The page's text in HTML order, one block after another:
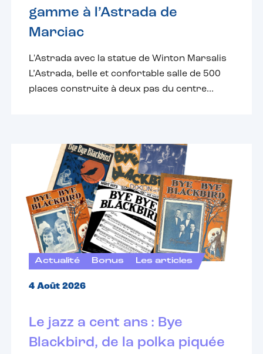
gamme à l’Astrada de
Marciac
L'Astrada avec la statue de Winton Marsalis
L’Astrada, belle et confortable salle de 500
places construite à deux pas du centre...
Actualité Bonus Les articles
4 Août 2026
Le jazz a cent ans : Bye
Blackbird, de la polka piquée